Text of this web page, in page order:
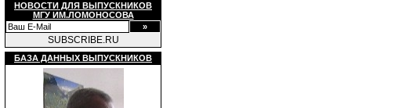
НОВОСТИ ДЛЯ ВЫПУСКНИКОВ
МГУ ИМ.ЛОМОНОСОВА
SUBSCRIBE.RU
БАЗА ДАННЫХ ВЫПУСКНИКОВ